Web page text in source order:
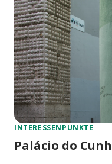
INTERESSENPUNKTE
Palácio do